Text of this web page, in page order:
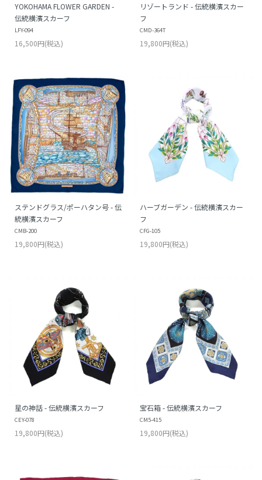
YOKOHAMA FLOWER GARDEN -
伝統横濱スカーフ
LFY-094
16,500円(税込)
リゾートランド - 伝統横濱スカー
フ
CMD-364T
19,800円(税込)
ステンドグラス/ポーハタン号 - 伝
統横濱スカーフ
CMB-200
19,800円(税込)
ハーブガーデン - 伝統横濱スカー
フ
CFG-105
19,800円(税込)
星の神話 - 伝統横濱スカーフ
CEY-078
19,800円(税込)
宝石箱 - 伝統横濱スカーフ
CM5-415
19,800円(税込)